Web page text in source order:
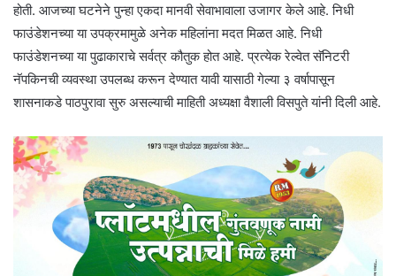
होती. आजच्या घटनेने पुन्हा एकदा मानवी सेवाभावाला उजागर केले आहे. निधी
फाउंडेशनच्या या उपक्रमामुळे अनेक महिलांना मदत मिळत आहे. निधी
फाउंडेशनच्या या पुढाकाराचे सर्वत्र कौतुक होत आहे. प्रत्येक रेल्वेत सॅनिटरी
नॅपकिनची व्यवस्था उपलब्ध करून देण्यात यावी यासाठी गेल्या ३ वर्षापासून
शासनाकडे पाठपुरावा सुरु असल्याची माहिती अध्यक्षा वैशाली विसपुते यांनी दिली आहे.